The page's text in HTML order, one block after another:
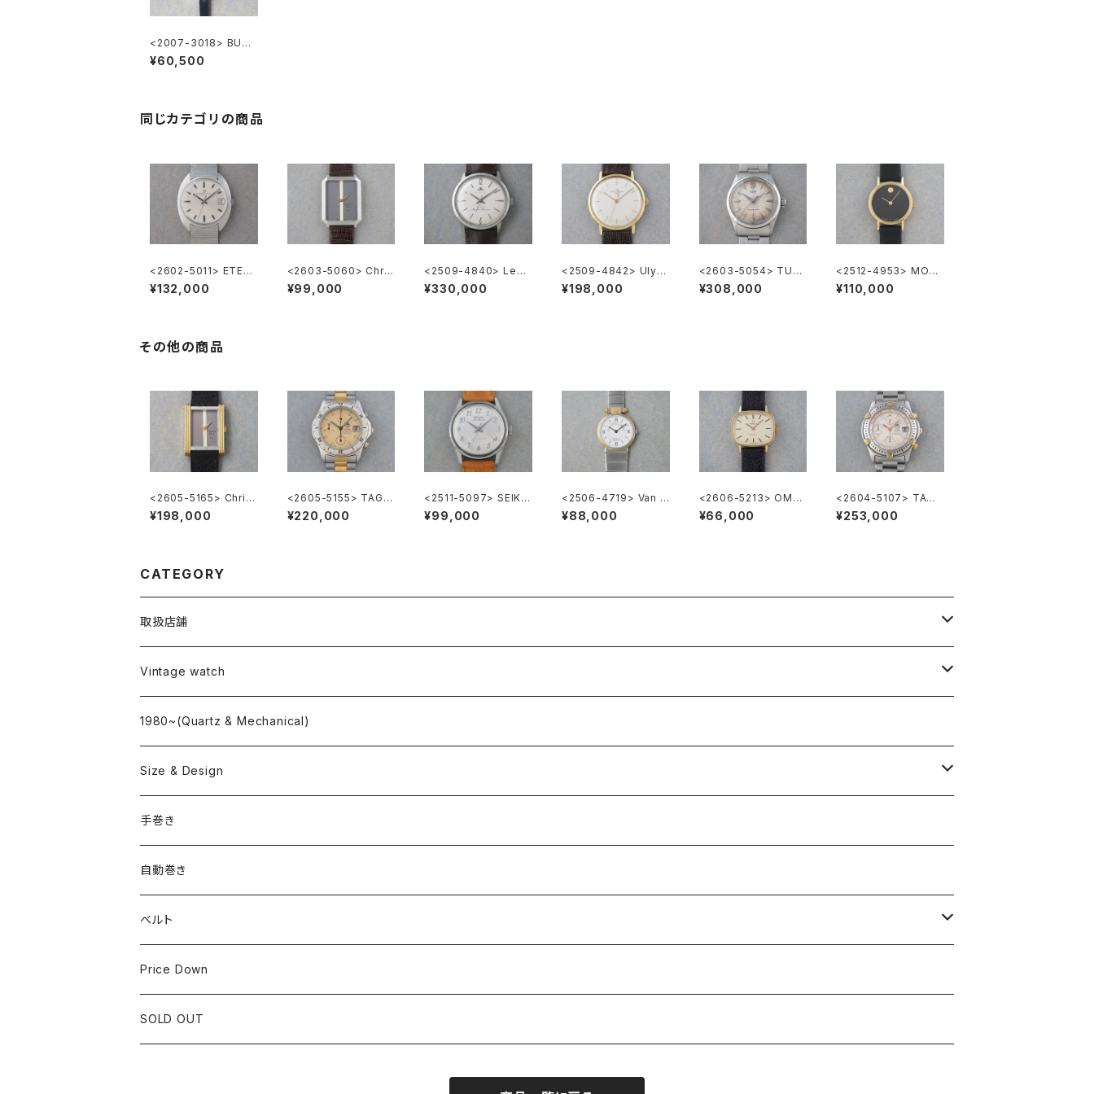
<2007-3018> BULO
VA × Dior
¥60,500
同じカテゴリの商品
<2602-5011> ETER
NA MATIC 3003
¥132,000
<2603-5060> Chris
tian Dior
¥99,000
<2509-4840> LeCo
ultre Master Marine
r
¥330,000
<2509-4842> Ulyss
e Nardin
¥198,000
<2603-5054> TUD
OR OYSTER
¥308,000
<2512-4953> MOVA
DO ZENITH "Museu
m Watch"
¥110,000
その他の商品
<2605-5165> Christ
ian Dior
¥198,000
<2605-5155> TAG H
EUER 2000 Chronog
raph
¥220,000
<2511-5097> SEIKO
Lord Marvel
¥99,000
<2506-4719> Van C
leef & Arpels la coll
ection
¥88,000
<2606-5213> OME
GA Geneve
¥66,000
<2604-5107> TAGH
EUER Super 2000 C
hronograph
¥253,000
CATEGORY
取扱店舗
L o'clock
"delve"
Vintage watch
海外ブランド
OMEGA
ROLEX
国産ブランド
SEIKO
CITIZEN
1980~(Quartz & Mechanical)
Size & Design
~24.9mm
25mm~29.9mm
30mm~34.9mm
35mm~39.9mm
40mm~
手巻き
自動巻き
ベルト
HIRSCHベルト
SSブレスレット
Price Down
SOLD OUT